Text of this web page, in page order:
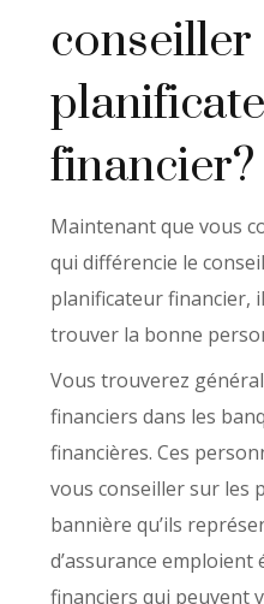
conseiller
financier?
Maintenant que vous
qui différencie le
planificateur financier,
trouver la bonne
Vous trouverez
financiers dans les
financières. Ces
vous conseiller sur les
bannière qu’ils
d’assurance
financiers qui peuvent